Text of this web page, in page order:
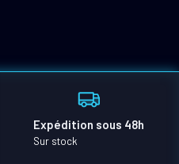
Expédition sous 48h
Sur stock